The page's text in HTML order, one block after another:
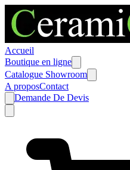
Accueil
Boutique en ligne
Catalogue Showroom
A proposContact
Demande De Devis